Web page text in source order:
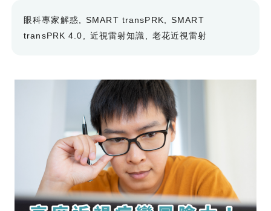
眼科專家解惑 SMART transPRK
SMART
transPRK 4.0
近視雷射知識 老花近視雷射